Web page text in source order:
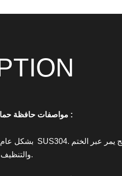
مواصفات :
سمك 0.3 ملم.